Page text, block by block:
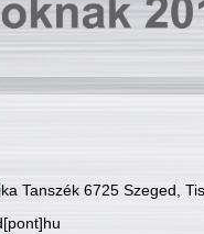
Tanszék 6725 Szeged,